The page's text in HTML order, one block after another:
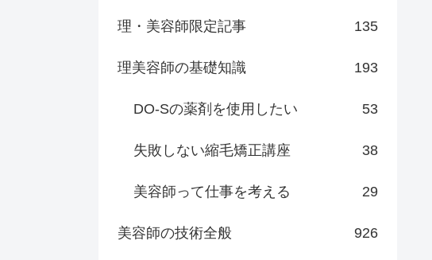
理・美容師限定記事 135
理美容師の基礎知識 193
DO-Sの薬剤を使用したい 53
失敗しない縮毛矯正講座 38
美容師って仕事を考える 29
美容師の技術全般 926